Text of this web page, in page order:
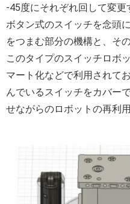
-45度にそれぞれ回して変
ボタン式のスイッチを念頭
をつまむ部分の機構と、そ
このタイプのスイッチロボ
マート化などで利用されて
んでいるスイッチをカバー
せながらのロボットの再利